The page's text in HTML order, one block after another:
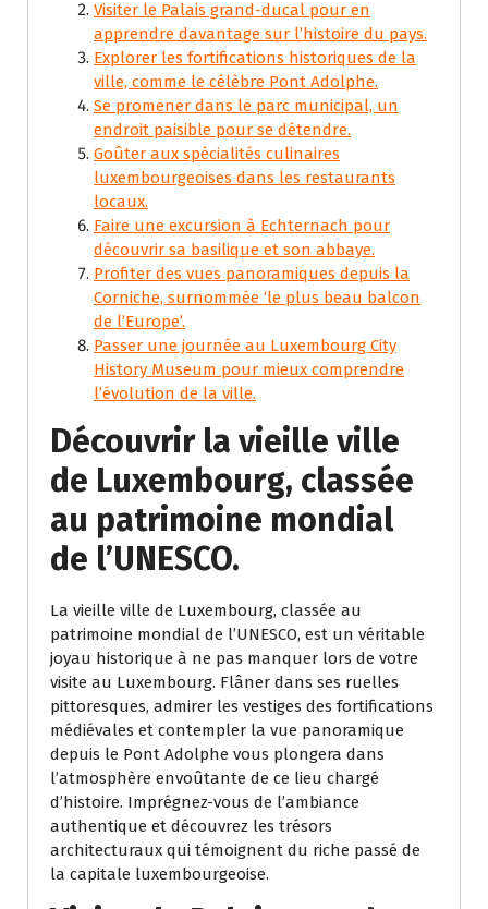
Visiter le Palais grand-ducal pour en
apprendre davantage sur l’histoire du pays.
Explorer les fortifications historiques de la
ville, comme le célèbre Pont Adolphe.
Se promener dans le parc municipal, un
endroit paisible pour se détendre.
Goûter aux spécialités culinaires
luxembourgeoises dans les restaurants
locaux.
Faire une excursion à Echternach pour
découvrir sa basilique et son abbaye.
Profiter des vues panoramiques depuis la
Corniche, surnommée ‘le plus beau balcon
de l’Europe’.
Passer une journée au Luxembourg City
History Museum pour mieux comprendre
l’évolution de la ville.
Découvrir la vieille ville
de Luxembourg, classée
au patrimoine mondial
de l’UNESCO.
La vieille ville de Luxembourg, classée au
patrimoine mondial de l’UNESCO, est un véritable
joyau historique à ne pas manquer lors de votre
visite au Luxembourg. Flâner dans ses ruelles
pittoresques, admirer les vestiges des fortifications
médiévales et contempler la vue panoramique
depuis le Pont Adolphe vous plongera dans
l’atmosphère envoûtante de ce lieu chargé
d’histoire. Imprégnez-vous de l’ambiance
authentique et découvrez les trésors
architecturaux qui témoignent du riche passé de
la capitale luxembourgeoise.